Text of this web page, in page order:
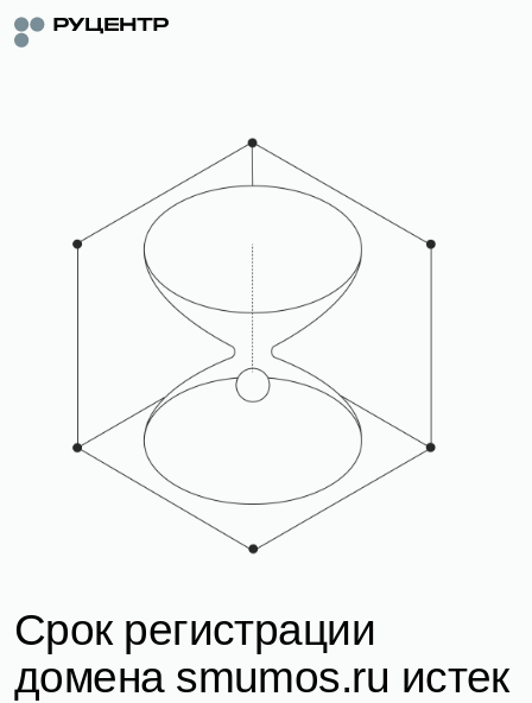
Срок регистрации
домена smumos.ru истек